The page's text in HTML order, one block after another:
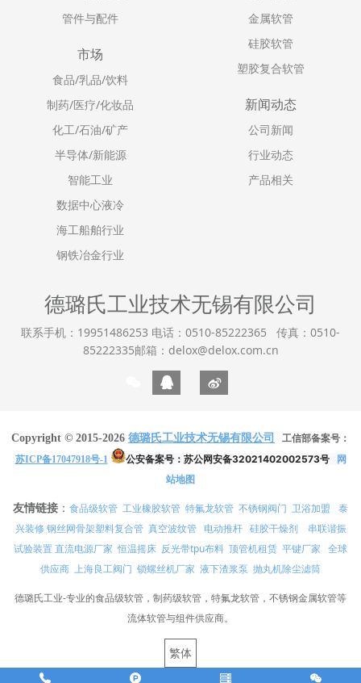
管件与配件
金属软管
硅胶软管
塑胶复合软管
市场
食品/乳品/饮料
制药/医疗/化妆品
化工/石油/矿产
半导体/新能源
智能工业
数据中心液冷
海工船舶行业
钢铁冶金行业
新闻动态
公司新闻
行业动态
产品相关
德璐氏工业技术无锡有限公司
联系手机：19951486253 电话：0510-85222365 传真：0510-
85222335邮箱：delox@delox.com.cn
Copyright © 2015-2026 德璐氏工业技术无锡有限公司
工信部备案号：
苏ICP备17047918号-1
公安备案号： 苏公网安备32021402002573号
网
站地图
友情链接 ： 食品级软管 工业橡胶软管 特氟龙软管 不锈钢阀门 卫浴加盟
泰
兴装修 钢丝网骨架塑料复合管 真空波纹管 电动推杆 硅胶干燥剂
串联谐振
试验装置直流电源厂家 恒温摇床 反光带tpu布料 顶管机租赁 平键厂家 全球
供应商 上海良工阀门 锁螺丝机厂家 液下渣浆泵 抛丸机除尘滤筒
德璐氏工业-专业的食品级软管，制药级软管，特氟龙软管，不锈钢金属软管等
流体软管与组件供应商。
繁体